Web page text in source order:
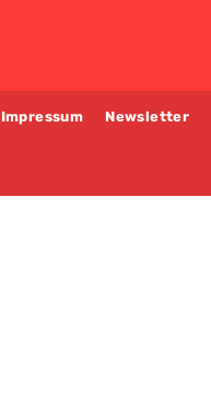
Impressum Newsletter